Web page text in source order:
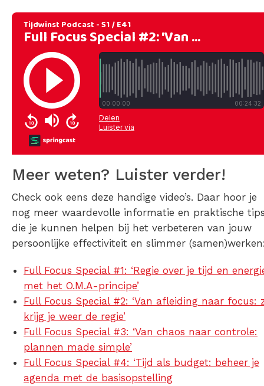
Meer weten? Luister verder!
Check ook eens deze handige video’s. Daar hoor je
nog meer waardevolle informatie en praktische
die je kunnen helpen bij het verbeteren van jouw
persoonlijke effectiviteit en slimmer
Full Focus Special #1: ‘Regie over je tijd en
met het O.M.A-principe’
Full Focus Special #2: ‘Van afleiding naar focus:
krijg je weer de regie’
Full Focus Special #3: ‘Van chaos naar controle:
plannen made simple’
Full Focus Special #4: ‘Tijd als budget: beheer je
agenda met de basisopstelling